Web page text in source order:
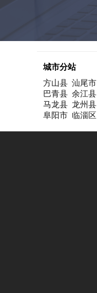
城市分站
方山县 汕尾市
巴青县 余江县
马龙县 龙州县
阜阳市 临淄区